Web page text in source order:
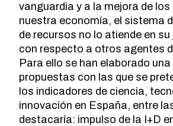
vanguardia y a la mejora de
nuestra economía, el sistema
de recursos no lo atiende en
con respecto a otros agentes
Para ello se han elaborado una
propuestas con las que se
los indicadores de ciencia,
innovación en España, entre
destacaría: impulso de la I+D